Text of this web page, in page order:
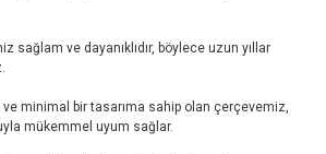
sağlam ve dayanıklıdır, böylece uzun yıllar
ve minimal bir tasarıma sahip olan çerçevemiz,
mükemmel uyum sağlar.